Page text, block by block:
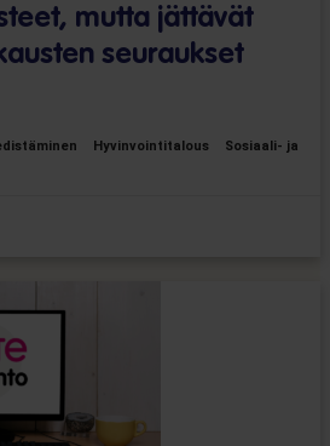
mutta jättävät
seuraukset
Hyvinvointitalous Sosiaali- ja